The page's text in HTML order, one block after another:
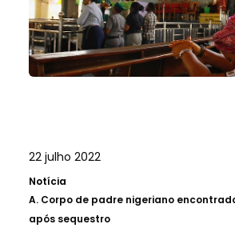
22 julho 2022
Notícia
A. Corpo de padre nigeriano
após sequestro